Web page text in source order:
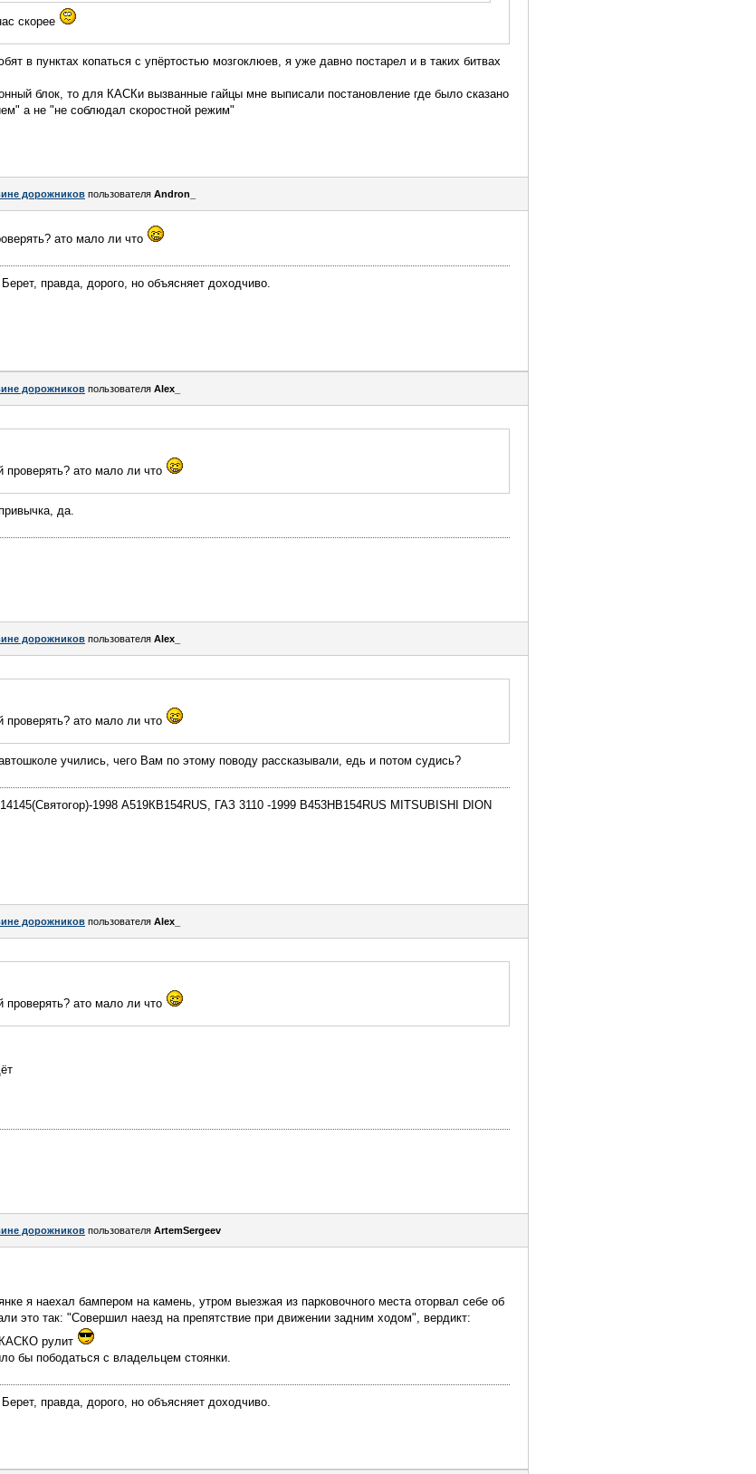
скорее
в пунктах копаться с упёртостью мозгоклюев, я уже давно постарел и в таких битвах
блок, то для КАСКи вызванные гайцы мне выписали постановление где было сказано
а не "не соблюдал скоростной режим"
дорожников пользователя Andron_
ато мало ли что
правда, дорого, но объясняет доходчиво.
дорожников пользователя Alex_
ато мало ли что
да.
дорожников пользователя Alex_
ато мало ли что
учились, чего Вам по этому поводу рассказывали, едь и потом судись?
1998 А519КВ154RUS, ГАЗ 3110 -1999 В453НВ154RUS MITSUBISHI DION
дорожников пользователя Alex_
ато мало ли что
дорожников пользователя ArtemSergeev
я наехал бампером на камень, утром выезжая из парковочного места оторвал себе об
это так: "Совершил наезд на препятствие при движении задним ходом", вердикт:
рулит
бы пободаться с владельцем стоянки.
правда, дорого, но объясняет доходчиво.